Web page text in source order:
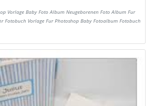
Vorlage Baby Foto Album Neugeborenen Foto Album Fur
Fotobuch Vorlage Fur Photoshop Baby Fotoalbum Fotobuch